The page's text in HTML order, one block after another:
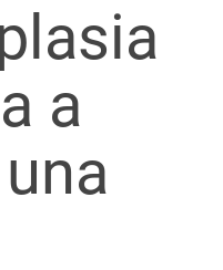
a